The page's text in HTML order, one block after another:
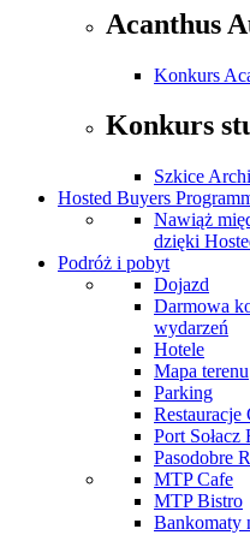
Acanthus
Konkurs
Konkurs
Szkice
Hosted Buyers
Nawiąż
dzięki
Podróż i pobyt
Dojazd
Darmowa
wydarzeń
Hotele
Mapa terenu
Parking
Restauracje
Port Sołacz
Pasodobre
MTP Cafe
MTP Bistro
Bankomaty